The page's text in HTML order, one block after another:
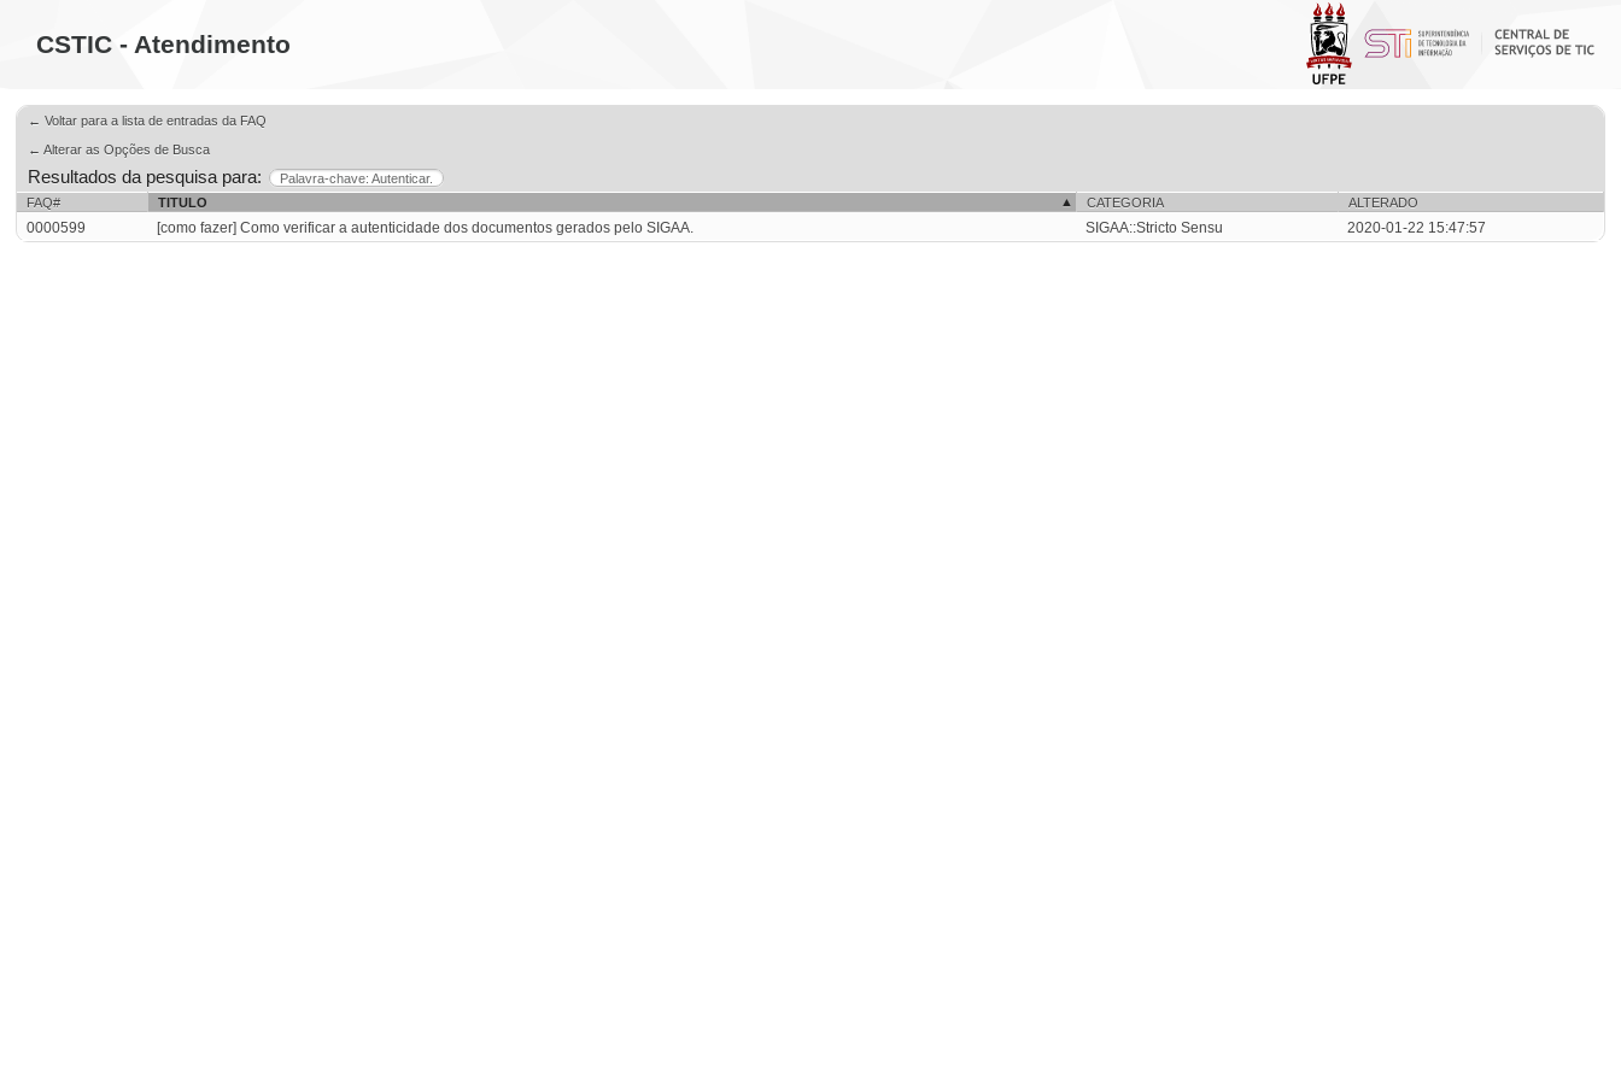
CSTIC - Atendimento
← Voltar para a lista de entradas da FAQ
← Alterar as Opções de Busca
Resultados da pesquisa para:
Palavra-chave: Autenticar.
FAQ#
TITULO CATEGORIA ALTERADO
0000599 [como fazer] Como verificar a autenticidade dos documentos gerados pelo SIGAA. SIGAA::Stricto Sensu 2020-01-22 15:47:57